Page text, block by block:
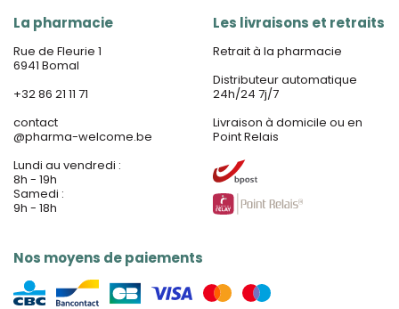
La pharmacie
Rue de Fleurie 1
6941 Bomal
+32 86 21 11 71
contact
@pharma-welcome.be
Lundi au vendredi :
8h - 19h
Samedi :
9h - 18h
Nos moyens de paiements
Les livraisons et retraits
Retrait à la pharmacie
Distributeur automatique
24h/24 7j/7
Livraison à domicile ou en
Point Relais